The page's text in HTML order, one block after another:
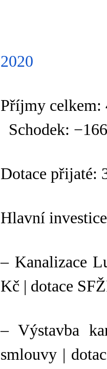
2020
Příjmy celkem:
Schodek:
Dotace přijaté:
Hlavní
– Kanalizace
Kč | dotace
– Výstavba
smlouvy |